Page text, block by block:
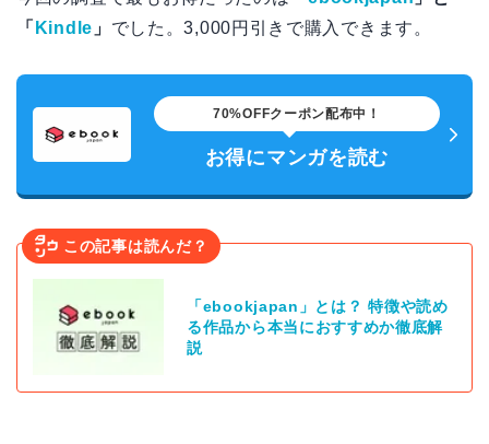
「 Kindle 」 でした。3,000円引きで購入できます。
70%OFFクーポン配布中！
お得にマンガを読む
この記事は読んだ？
「ebookjapan」とは？ 特徴や読め
る作品から本当におすすめか徹底解
説